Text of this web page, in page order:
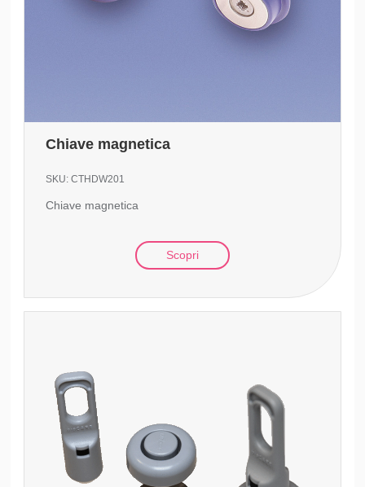
Chiave magnetica
SKU:CTHDW201
Chiave magnetica
Scopri